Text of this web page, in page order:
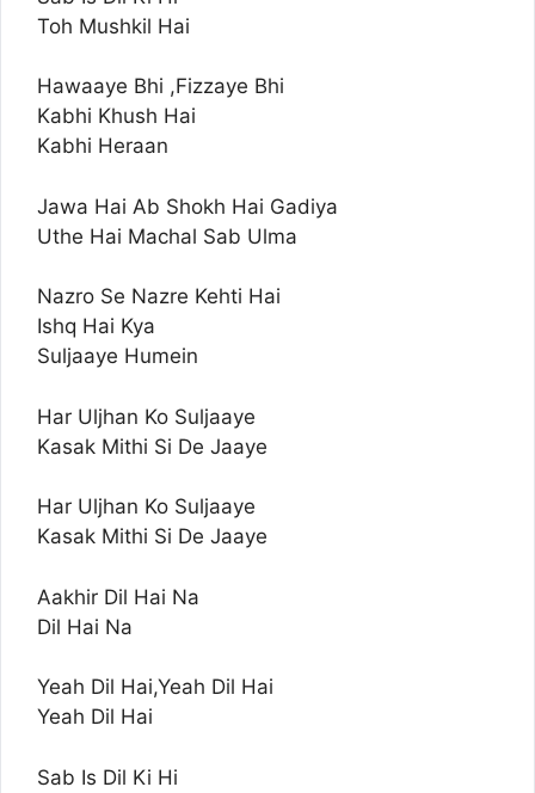
Toh Mushkil Hai
Hawaaye Bhi ,Fizzaye Bhi
Kabhi Khush Hai
Kabhi Heraan
Jawa Hai Ab Shokh Hai Gadiya
Uthe Hai Machal Sab Ulma
Nazro Se Nazre Kehti Hai
Ishq Hai Kya
Suljaaye Humein
Har Uljhan Ko Suljaaye
Kasak Mithi Si De Jaaye
Har Uljhan Ko Suljaaye
Kasak Mithi Si De Jaaye
Aakhir Dil Hai Na
Dil Hai Na
Yeah Dil Hai,Yeah Dil Hai
Yeah Dil Hai
Sab Is Dil Ki Hi